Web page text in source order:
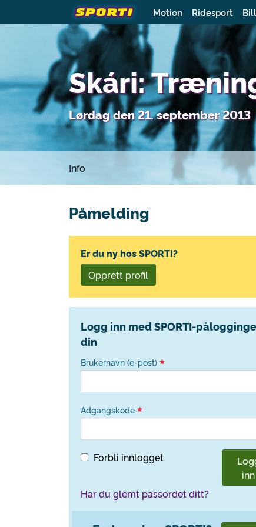
Motion Ridesport
Skári:
Lørdag den 21. september 2013
Info
Påmelding
Er du ny hos SPORTI?
Opprett profil
Logg inn med SPORTI-
din
Brukernavn (e-post)
Adgangskode
Forbli innlogget
inn
Har du glemt passordet ditt?